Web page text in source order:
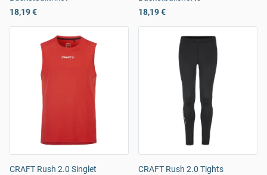
18,19 €
18,19 €
CRAFT Rush 2.0 Singlet
CRAFT Rush 2.0 Tights